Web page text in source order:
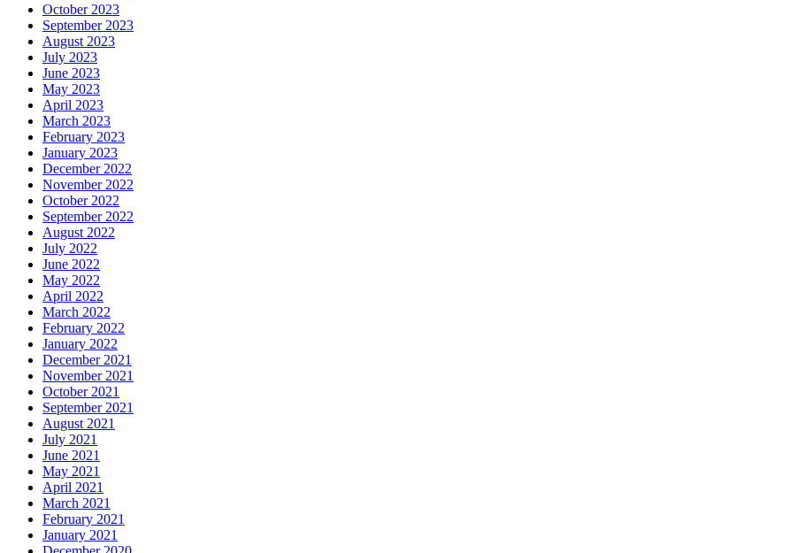
October 2023
September 2023
August 2023
July 2023
June 2023
May 2023
April 2023
March 2023
February 2023
January 2023
December 2022
November 2022
October 2022
September 2022
August 2022
July 2022
June 2022
May 2022
April 2022
March 2022
February 2022
January 2022
December 2021
November 2021
October 2021
September 2021
August 2021
July 2021
June 2021
May 2021
April 2021
March 2021
February 2021
January 2021